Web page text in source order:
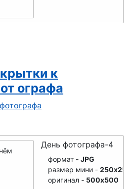
к
ографа
День фотографа-4
формат - JPG
размер мини - 250x250
оригинал - 500x500